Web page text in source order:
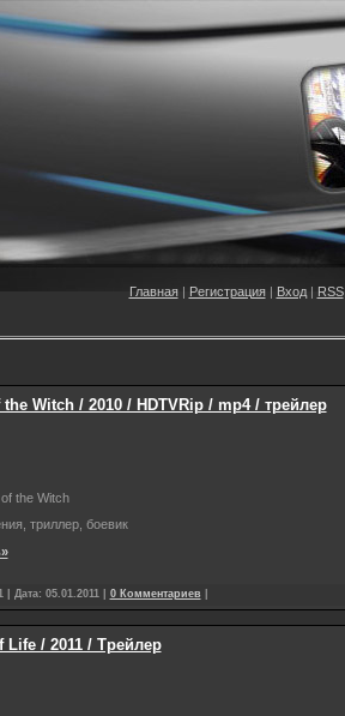
Главная| Регистрация| Вход| RSS
Witch / 2010 / HDTVRip / mp4 / трейлер
the Witch
триллер, боевик
| Дата: 05.01.2011 0 Комментариев
Life / 2011 / Трейлер